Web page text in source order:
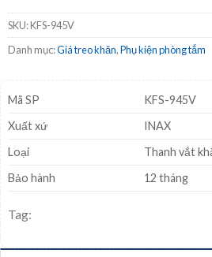
SKU:KFS-945V
Danh mục:Giá treo khăn,Phụ kiện phòng tắm
Mã SP
KFS-945V
Xuất xứ
INAX
Loại
Thanh vắt
Bảo hành
12 tháng
Tag: